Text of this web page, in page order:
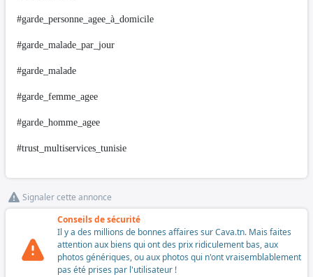
#garde_personne_agee_à_domicile
#garde_malade_par_jour
#garde_malade
#garde_femme_agee
#garde_homme_agee
#trust_multiservices_tunisie
Signaler cette annonce
Conseils de sécurité
Il y a des millions de bonnes affaires sur Cava.tn. Mais faites
attention aux biens qui ont des prix ridiculement bas, aux
photos génériques, ou aux photos qui n'ont vraisemblablement
pas été prises par l'utilisateur !